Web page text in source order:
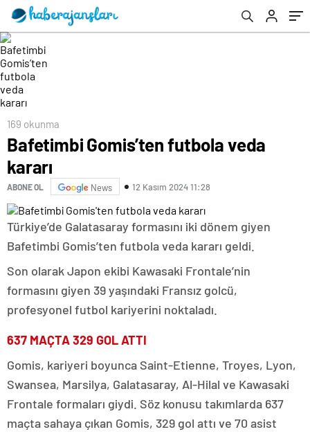
169 okunma
Bafetimbi Gomis’ten futbola veda
kararı
ABONE OL News 12 Kasım 2024 11:28
Türkiye’de Galatasaray formasını iki dönem giyen
Bafetimbi Gomis’ten futbola veda kararı geldi.
Son olarak Japon ekibi Kawasaki Frontale’nin
formasını giyen 39 yaşındaki Fransız golcü,
profesyonel futbol kariyerini noktaladı.
637 MAÇTA 329 GOL ATTI
Gomis, kariyeri boyunca Saint-Etienne, Troyes, Lyon,
Swansea, Marsilya, Galatasaray, Al-Hilal ve Kawasaki
Frontale formaları giydi. Söz konusu takımlarda 637
maçta sahaya çıkan Gomis, 329 gol attı ve 70 asist